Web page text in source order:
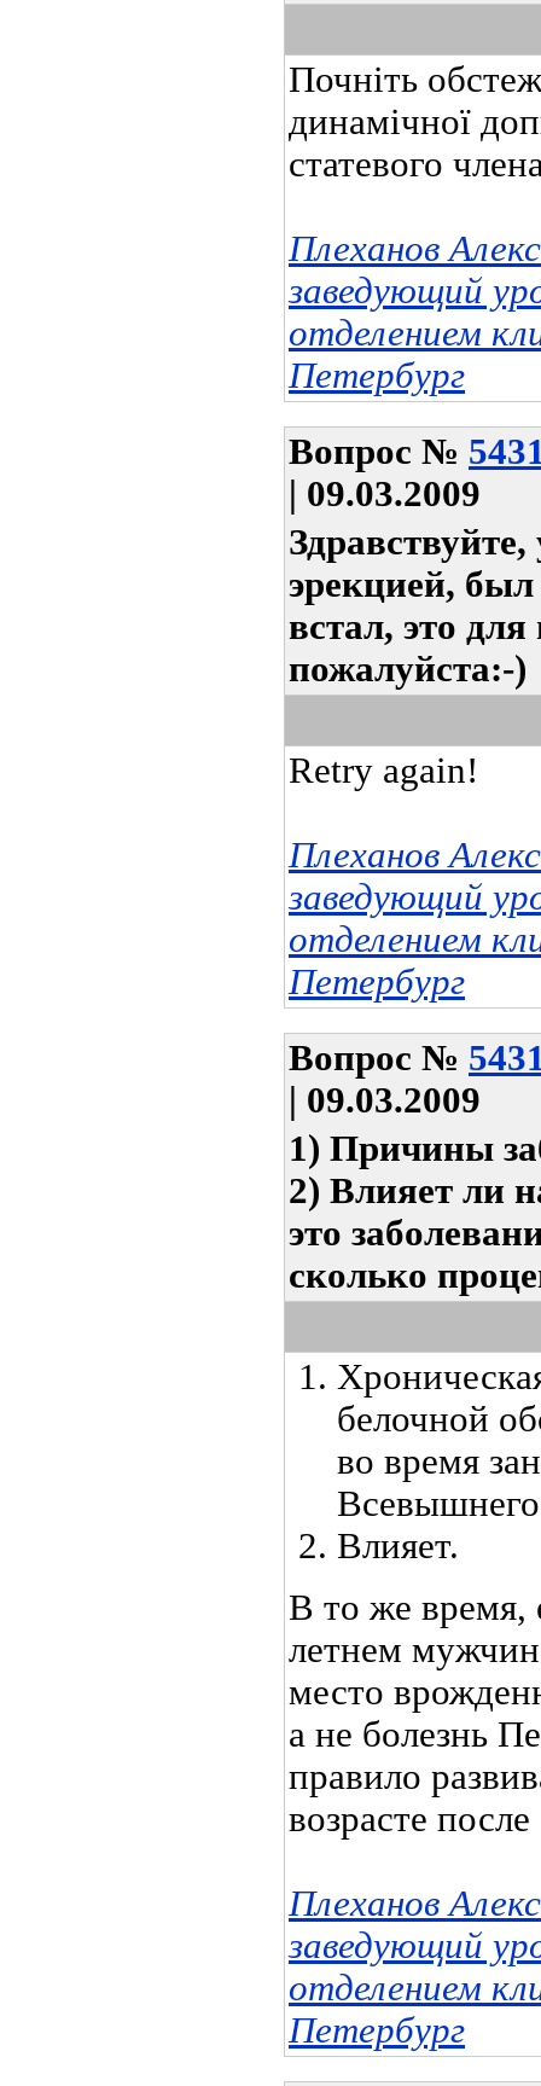
Почніть
динамічної
статевого
Плеханов
заведующий
отделением
Петербург
Вопрос №
| 09.03.2009
эрекцией,
встал, это
пожалуйста:-)
Retry again!
Плеханов
заведующий
отделением
Петербург
Вопрос №
| 09.03.2009
1) Причины
2) Влияет ли
это
сколько
белочной
во время
Влияет.
В то же время,
летнем
место
а не болезнь
правило
возрасте
Плеханов
заведующий
отделением
Петербург